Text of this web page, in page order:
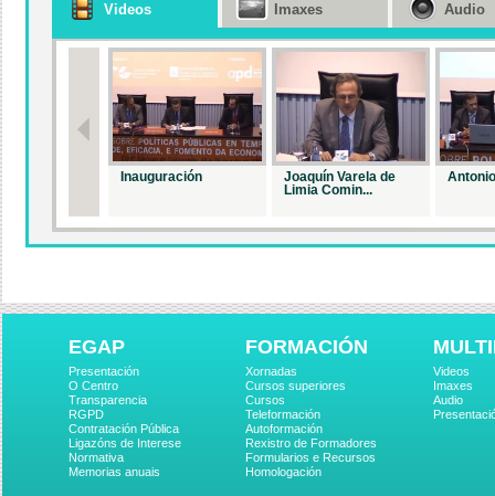
Videos
Inauguración
Joaquín Varela de
Limia Comin...
Imaxes Audio
EGAP
Presentación
O Centro
Transparencia
RGPD
Contratación Pública
Ligazóns de Interese
Normativa
Memorias anuais
FORMACIÓN
Xornadas
Cursos superiores
Cursos
Teleformación
Autoformación
Rexistro de Formadores
Formularios e Recursos
Homologación
Videos
Imaxes
Audio